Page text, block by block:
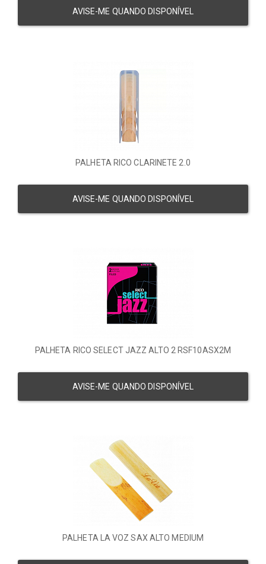
AVISE-ME QUANDO DISPONÍVEL
PALHETA RICO CLARINETE 2.0
AVISE-ME QUANDO DISPONÍVEL
PALHETA RICO SELECT JAZZ ALTO 2 RSF10ASX2M
AVISE-ME QUANDO DISPONÍVEL
PALHETA LA VOZ SAX ALTO MEDIUM